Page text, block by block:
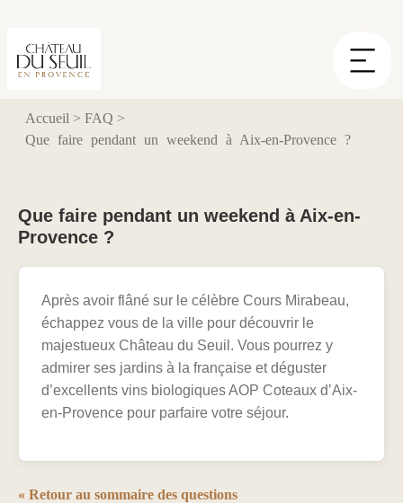
Accueil > FAQ >
Que faire pendant un weekend à Aix-en-Provence ?
Que faire pendant un weekend à Aix-en-
Provence ?
Après avoir flâné sur le célèbre Cours Mirabeau,
échappez vous de la ville pour découvrir le
majestueux Château du Seuil. Vous pourrez y
admirer ses jardins à la française et déguster
d’excellents vins biologiques AOP Coteaux d’Aix-
en-Provence pour parfaire votre séjour.
« Retour au sommaire des questions